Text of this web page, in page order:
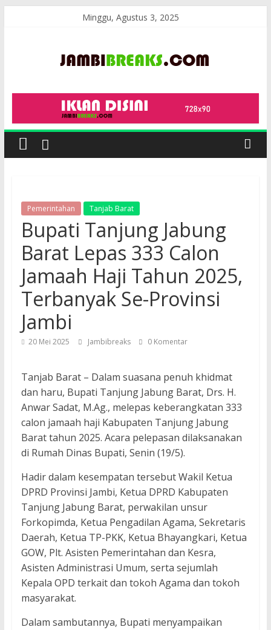
Minggu, Agustus 3, 2025
JambiBreaks
Pemerintahan Tanjab Barat
Bupati Tanjung Jabung
Barat Lepas 333 Calon
Jamaah Haji Tahun 2025,
Terbanyak Se-Provinsi
Jambi
20 Mei 2025 Jambibreaks 0 Komentar
Tanjab Barat – Dalam suasana penuh khidmat
dan haru, Bupati Tanjung Jabung Barat, Drs. H.
Anwar Sadat, M.Ag., melepas keberangkatan 333
calon jamaah haji Kabupaten Tanjung Jabung
Barat tahun 2025. Acara pelepasan dilaksanakan
di Rumah Dinas Bupati, Senin (19/5).
Hadir dalam kesempatan tersebut Wakil Ketua
DPRD Provinsi Jambi, Ketua DPRD Kabupaten
Tanjung Jabung Barat, perwakilan unsur
Forkopimda, Ketua Pengadilan Agama, Sekretaris
Daerah, Ketua TP-PKK, Ketua Bhayangkari, Ketua
GOW, Plt. Asisten Pemerintahan dan Kesra,
Asisten Administrasi Umum, serta sejumlah
Kepala OPD terkait dan tokoh Agama dan tokoh
masyarakat.
Dalam sambutannya, Bupati menyampaikan